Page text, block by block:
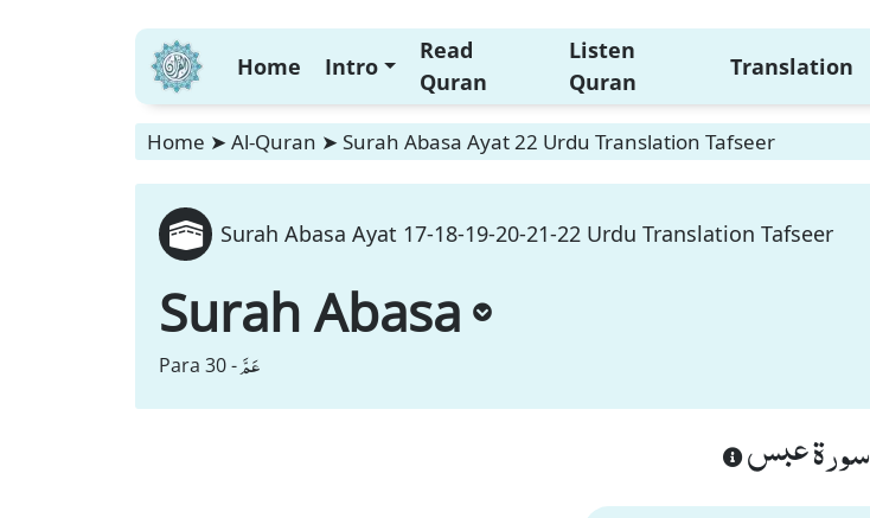
Home Intro
Read
Quran
Listen
Quran
Translation
Home ➤ Al-Quran ➤ Surah Abasa Ayat 22 Urdu Translation Tafseer
Surah Abasa Ayat 17-18-19-20-21-22 Urdu Translation Tafseer
Surah Abasa
Para 30 -عَمَّ
سورة عبس